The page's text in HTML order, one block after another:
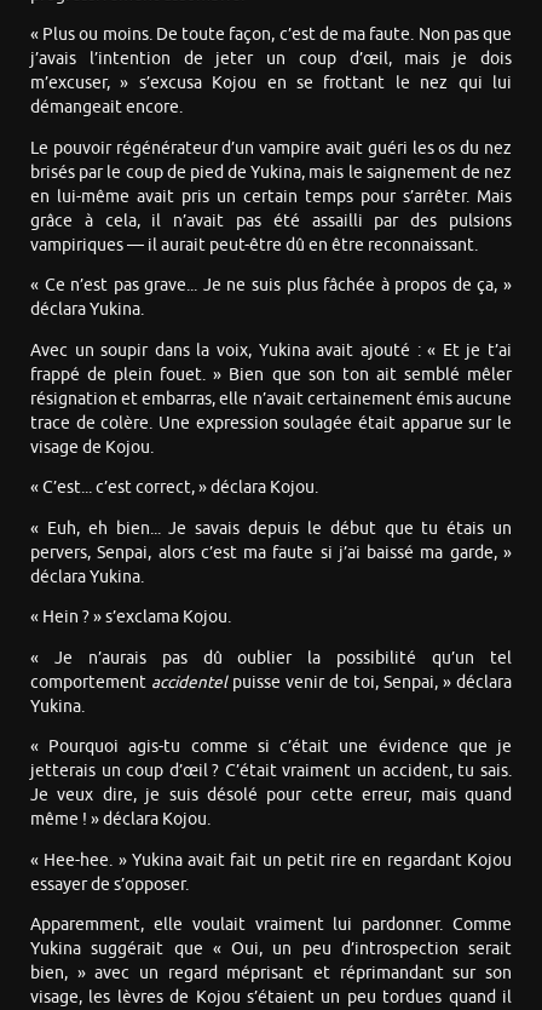
« Plus ou moins. De toute façon, c’est de ma faute. Non pas que
j’avais l’intention de jeter un coup d’œil, mais je dois
m’excuser, » s’excusa Kojou en se frottant le nez qui lui
démangeait encore.
Le pouvoir régénérateur d’un vampire avait guéri les os du nez
brisés par le coup de pied de Yukina, mais le saignement de nez
en lui-même avait pris un certain temps pour s’arrêter. Mais
grâce à cela, il n’avait pas été assailli par des pulsions
vampiriques — il aurait peut-être dû en être reconnaissant.
« Ce n’est pas grave... Je ne suis plus fâchée à propos de ça, »
déclara Yukina.
Avec un soupir dans la voix, Yukina avait ajouté : « Et je t’ai
frappé de plein fouet. » Bien que son ton ait semblé mêler
résignation et embarras, elle n’avait certainement émis aucune
trace de colère. Une expression soulagée était apparue sur le
visage de Kojou.
« C’est... c’est correct, » déclara Kojou.
« Euh, eh bien... Je savais depuis le début que tu étais un
pervers, Senpai, alors c’est ma faute si j’ai baissé ma garde, »
déclara Yukina.
« Hein ? » s’exclama Kojou.
« Je n’aurais pas dû oublier la possibilité qu’un tel
comportement accidentelpuisse venir de toi, Senpai, » déclara
Yukina.
« Pourquoi agis-tu comme si c’était une évidence que je
jetterais un coup d’œil ? C’était vraiment un accident, tu sais.
Je veux dire, je suis désolé pour cette erreur, mais quand
même ! » déclara Kojou.
« Hee-hee. » Yukina avait fait un petit rire en regardant Kojou
essayer de s’opposer.
Apparemment, elle voulait vraiment lui pardonner. Comme
Yukina suggérait que « Oui, un peu d’introspection serait
bien, » avec un regard méprisant et réprimandant sur son
visage, les lèvres de Kojou s’étaient un peu tordues quand il